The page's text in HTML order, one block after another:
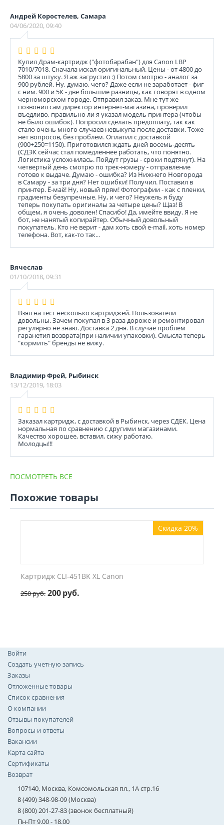
Андрей Коростелев, Самара
04/06/2020, 09:40
Купил Драм-картридж ("фотобарабан") для Canon LBP
7010/7018. Сначала искал оригинальный. Цены - от 4800 до
5800 за штуку. Я аж загрустил :) Потом смотрю - аналог за
900 рублей. Ну, думаю, чего? Даже если не заработает - фиг
с ним. 900 и 5К - две большие разницы, как говорят в одном
черноморском городе. Отправил заказ. Мне тут же
позвонил сам директор интернет-магазина, проверил
въедливо, правильно ли я указал модель принтера (чтобы
не было ошибок). Попросил сделать предоплату, так как
стало очень много случаев невыкупа после доставки. Тоже
нет вопросов, без проблем. Оплатил с доставкой
(900+250=1150). Приготовился ждать дней восемь-десять
(СДЭК сейчас стал помедленнее работать, что понятно.
Логистика усложнилась. Пойдут грузы - сроки подтянут). На
четвертый день смотрю по трек-номеру - отправление
готово к выдаче. Думаю - ошибка? Из Нижнего Новгорода
в Самару - за три дня? Нет ошибки! Получил. Поставил в
принтер. Ё-маё! Ну, новый прям! Фотографии - как с пленки,
градиенты безупречные. Ну, и чего? Неужель я буду
теперь покупать оригиналы за четыре цены? Щаз! В
общем, я очень доволен! Спасибо! Да, имейте ввиду. Я не
бот, не нанятый копирайтер. Обычный довольный
покупатель. Кто не верит - дам хоть свой e-mail, хоть номер
телефона. Вот, как-то так...
Вячеслав
01/10/2018, 09:31
Взял на тест несколько картриджей. Пользователи
довольны. Зачем покупал в 3 раза дороже и ремонтировал
регулярно не знаю. Доставка 2 дня. В случае проблем
гаранетия возврата(при наличии упаковки). Смысла теперь
"кормить" бренды не вижу.
Владимир Фрей, Рыбинск
13/12/2019, 18:03
Заказал картридж, с доставкой в Рыбинск, через СДЕК. Цена
нормальная по сравнению с другими магазинами.
Качество хорошее, вставил, сижу работаю.
Молодцы!!!
ПОСМОТРЕТЬ ВСЕ
Похожие товары
Скидка 20%
Картридж CLI-451BK XL Canon
250руб. 200руб.
Войти
Создать учетную запись
Заказы
Отложенные товары
Список сравнения
О компании
Отзывы покупателей
Вопросы и ответы
Вакансии
Карта сайта
Сертификаты
Возврат
107140, Москва, Комсомольская пл., 1А стр.16
8 (499) 348-98-09 (Москва)
8 (800) 201-27-83 (звонок бесплатный)
Пн-Пт 9.00 - 18.00